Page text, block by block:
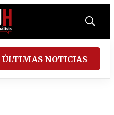
Mostrar
ÚLTIMAS NOTICIAS